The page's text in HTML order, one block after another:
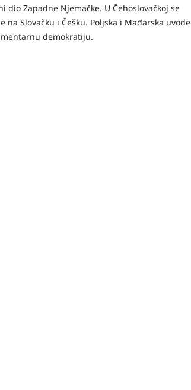
dio Zapadne Njemačke. U Čehoslovačkoj se
na Slovačku i Češku. Poljska i Mađarska uvode
demokratiju.